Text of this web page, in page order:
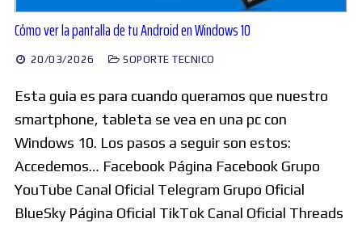
Cómo ver la pantalla de tu Android en Windows 10
20/03/2026 SOPORTE TECNICO
Esta guia es para cuando queramos que nuestro
smartphone, tableta se vea en una pc con
Windows 10. Los pasos a seguir son estos: ​
Accedemos… Facebook Página Facebook Grupo
YouTube Canal Oficial Telegram Grupo Oficial
BlueSky Página Oficial TikTok Canal Oficial Threads